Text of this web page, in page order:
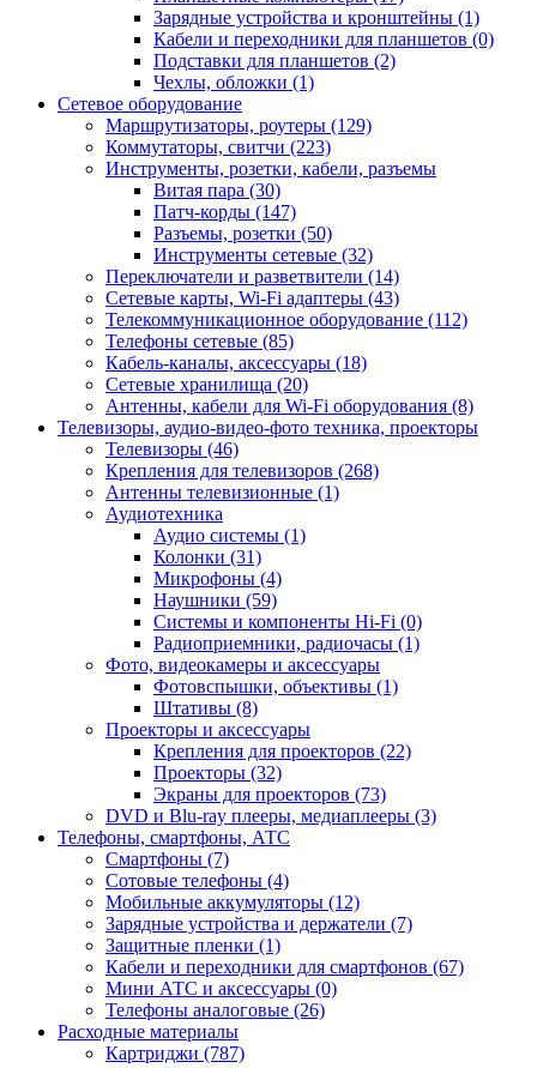
Зарядные устройства и кронштейны (1)
Кабели и переходники для планшетов (0)
Подставки для планшетов (2)
Чехлы, обложки (1)
Сетевое оборудование
Маршрутизаторы, роутеры (129)
Коммутаторы, свитчи (223)
Инструменты, розетки, кабели, разъемы
Витая пара (30)
Патч-корды (147)
Разъемы, розетки (50)
Инструменты сетевые (32)
Переключатели и разветвители (14)
Сетевые карты, Wi-Fi адаптеры (43)
Телекоммуникационное оборудование (112)
Телефоны сетевые (85)
Кабель-каналы, аксессуары (18)
Сетевые хранилища (20)
Антенны, кабели для Wi-Fi оборудования (8)
Телевизоры, аудио-видео-фото техника, проекторы
Телевизоры (46)
Крепления для телевизоров (268)
Антенны телевизионные (1)
Аудиотехника
Аудио системы (1)
Колонки (31)
Микрофоны (4)
Наушники (59)
Системы и компоненты Hi-Fi (0)
Радиоприемники, радиочасы (1)
Фото, видеокамеры и аксессуары
Фотовспышки, объективы (1)
Штативы (8)
Проекторы и аксессуары
Крепления для проекторов (22)
Проекторы (32)
Экраны для проекторов (73)
DVD и Blu-ray плееры, медиаплееры (3)
Телефоны, смартфоны, АТС
Смартфоны (7)
Сотовые телефоны (4)
Мобильные аккумуляторы (12)
Зарядные устройства и держатели (7)
Защитные пленки (1)
Кабели и переходники для смартфонов (67)
Мини АТС и аксессуары (0)
Телефоны аналоговые (26)
Расходные материалы
Картриджи (787)